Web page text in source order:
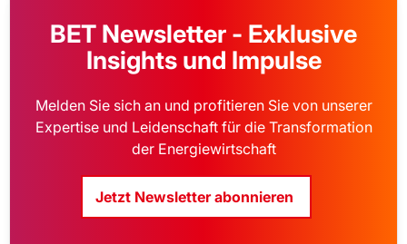
BET Newsletter - Exklusive
Insights und Impulse
Melden Sie sich an und profitieren Sie von unserer
Expertise und Leidenschaft für die Transformation
der Energiewirtschaft
Jetzt Newsletter abonnieren